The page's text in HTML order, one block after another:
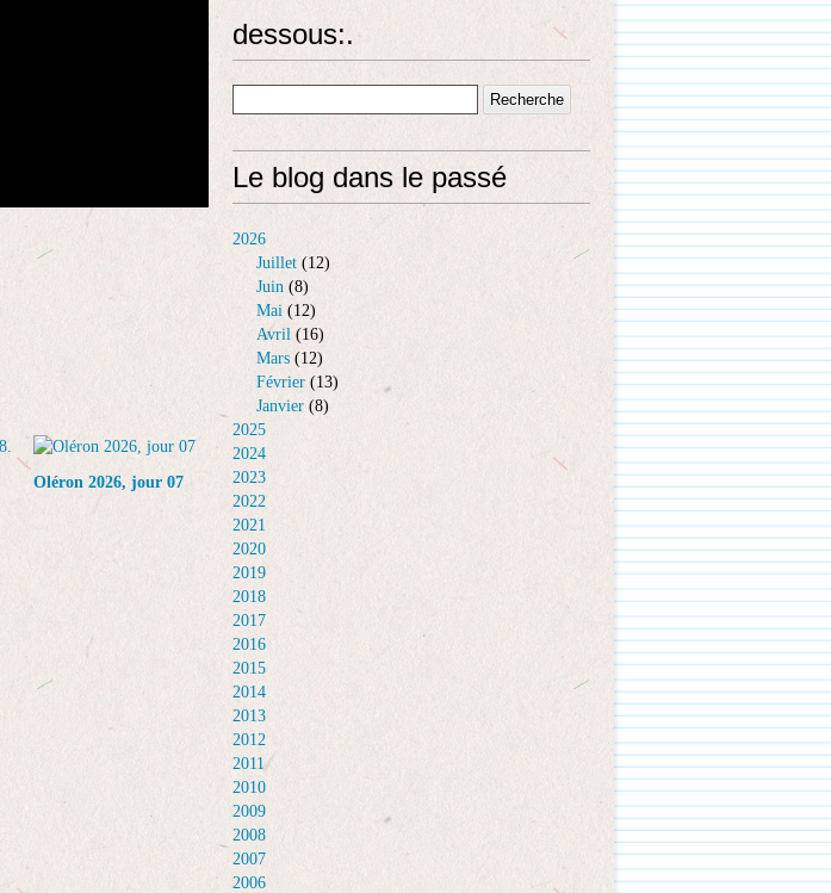
Oléron 2026, jour 07
dessous:.
Le blog dans le passé
2026
Juillet (12)
Juin (8)
Mai (12)
Avril (16)
Mars (12)
Février (13)
Janvier (8)
2025
2024
2023
2022
2021
2020
2019
2018
2017
2016
2015
2014
2013
2012
2011
2010
2009
2008
2007
2006